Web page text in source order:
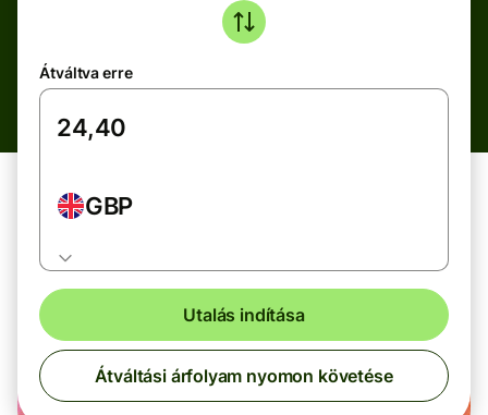
Átváltva erre
GBP
Utalás indítása
Átváltási árfolyam nyomon követése